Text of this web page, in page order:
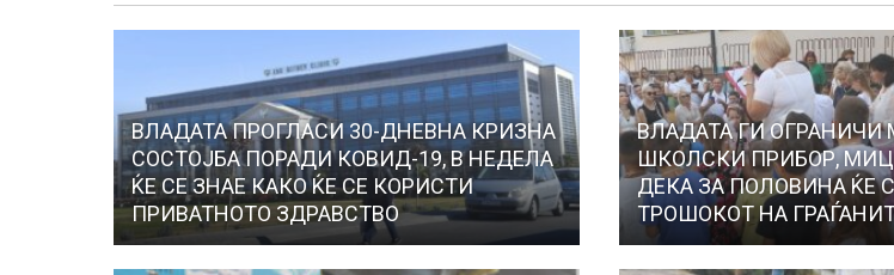
ВЛАДАТА ПРОГЛАСИ 30-ДНЕВНА КРИЗНА
СОСТОЈБА ПОРАДИ КОВИД-19, В НЕДЕЛА
ЌЕ СЕ ЗНАЕ КАКО ЌЕ СЕ КОРИСТИ
ПРИВАТНОТО ЗДРАВСТВО
ВЛАДАТА ГИ ОГРАНИЧИ
ШКОЛСКИ ПРИБОР,
ДЕКА ЗА ПОЛОВИНА ЌЕ
ТРОШОКОТ НА